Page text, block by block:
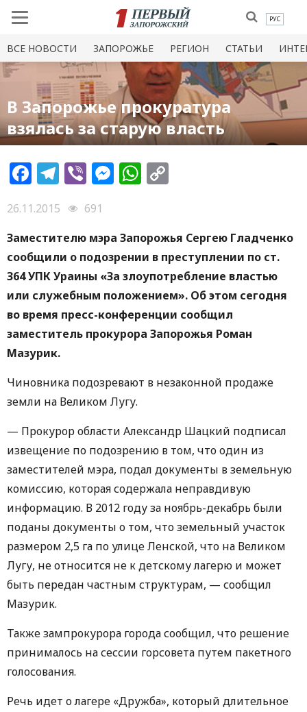
РУС
ВСЕ НОВОСТИ ЗАПОРОЖЬЕ РЕГИОН СТАТЬИ
В Запорожье прокуратура
взялась за старую власть
Facebook
Telegram
ViberMessenger
WhatsApp
26.11.2015
691
Заместителю мэра Запорожья Сергею Гладченко
сообщили о подозрении в преступлении по ст.
364 УПК Ураины «За злоупотребление властью
или служебным положением». Об этом сегодня
во время пресс-конференции сообщил
заместитель прокурора Запорожья Роман
Мазурик.
Чиновника подозревают в незаконной продаже
земли на Великом Лугу.
— Прокурор области Александр Шацкий подписал
извещение по подозрению в том, что один из
заместителей мэра, подал документы в земельную
комиссию, которая содержала неправдивую
информацию. В 2012 году за ноябрь-декабрь были
поданы документы о том, что земельный участок
размером 2,5 га по улице Ленской, что на Великом
Лугу, не относится не к детскому лагерю и может
быть передан частным структурам, — сообщил
Мазурик.
Также зампрокурора города сообщил, что решение
принималось на сессии горсовета путем пакетного
голосования.
Речь идет о лагере «Дружба», который длительное